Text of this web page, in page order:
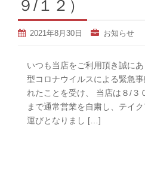
９/１２）
2021年8月30日 お知らせ
いつも当店をご利用頂き誠に
型コロナウイルスによる緊急
れたことを受け、 当店は８/３
まで通常営業を自粛し、テイ
運びとなりまし […]